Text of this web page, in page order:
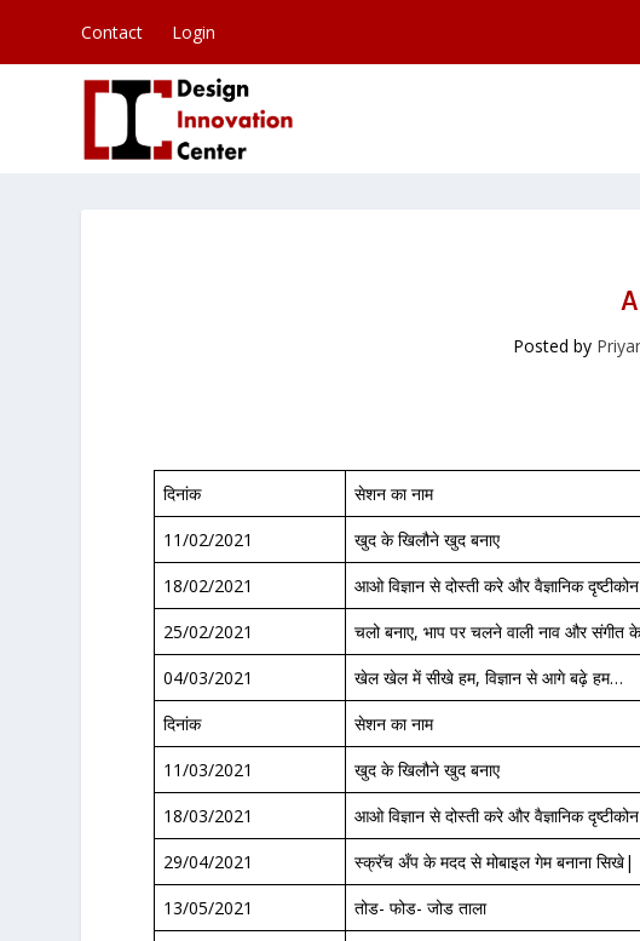
Contact Login
Posted by
दिनांक सेशन का नाम
11/02/2021
खुद के खिलौने खुद बनाए
18/02/2021
आओ विज्ञान से दोस्ती करे और वैज्ञानिक
25/02/2021
चलो बनाए, भाप पर चलने वाली नाव और संगीत
04/03/2021
खेल खेल में सीखे हम, विज्ञान से आगे बढ़े हम…
दिनांक
सेशन का नाम
11/03/2021
खुद के खिलौने खुद बनाए
18/03/2021
आओ विज्ञान से दोस्ती करे और वैज्ञानिक
29/04/2021
स्क्रॅच अँप के मदद से मोबाइल गेम बनाना सिखे|
13/05/2021
तोड- फोड- जोड ताला